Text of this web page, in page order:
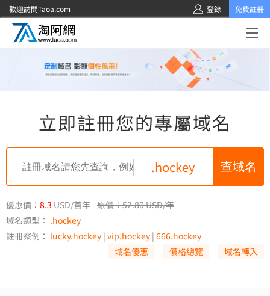
歡迎訪問Taoa.com 登錄 免費註冊
立即註冊您的專屬域名
.hockey
優惠價： 8.3 USD/首年 原價：52.80 USD/年
域名類型： .hockey
註冊案例： lucky.hockey | vip.hockey | 666.hockey
域名優惠
價格總覽 域名轉入